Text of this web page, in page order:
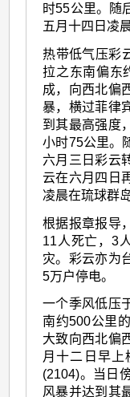
时55公里。随
五月十四日凌
热带低气压彩
拉之东南偏东
成，向西北偏
暴，横过菲律
到其最高强度
小时75公里。
六月三日彩云
云在六月四日
凌晨在琉球群
根据报章报导
11人死亡，3
灾。彩云亦为
5万户停电。
一个季风低压
南约500公里
大致向西北偏
月十二日早上
(2104)。当日
风暴并达到其